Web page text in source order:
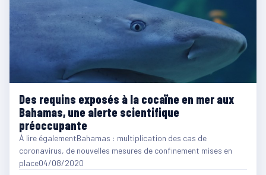
Des requins exposés à la cocaïne en mer aux
Bahamas, une alerte scientifique
préoccupante
À lire égalementBahamas : multiplication des cas de
coronavirus, de nouvelles mesures de confinement mises en
place04/08/2020